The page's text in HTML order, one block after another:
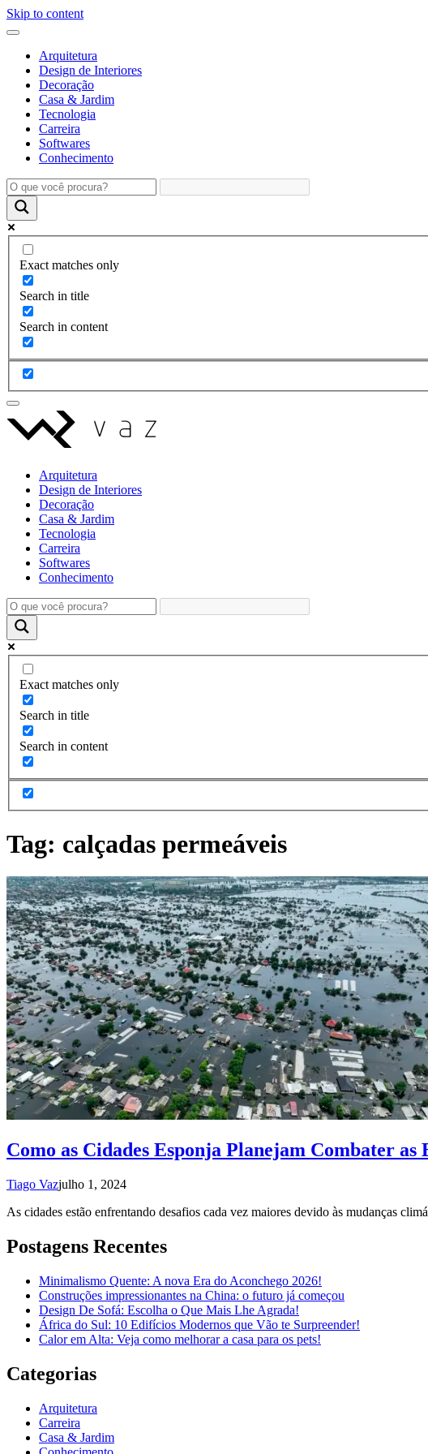
Skip to content
Arquitetura
Design de Interiores
Decoração
Casa & Jardim
Tecnologia
Carreira
Softwares
Conhecimento
Exact matches only
Search in title
Search in content
Arquitetura
Design de Interiores
Decoração
Casa & Jardim
Tecnologia
Carreira
Softwares
Conhecimento
Exact matches only
Search in title
Search in content
Tag: calçadas permeáveis
Como as Cidades Esponja Planejam Combater as
Tiago Vazjulho 1, 2024
As cidades estão enfrentando desafios cada vez maiores devido às mudanças
Postagens Recentes
Minimalismo Quente: A nova Era do Aconchego 2026!
Construções impressionantes na China: o futuro já começou
Design De Sofá: Escolha o Que Mais Lhe Agrada!
África do Sul: 10 Edifícios Modernos que Vão te Surpreender!
Calor em Alta: Veja como melhorar a casa para os pets!
Categorias
Arquitetura
Carreira
Casa & Jardim